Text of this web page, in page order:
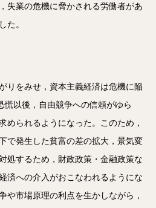
失業の危機に脅かされる労働者があ
た。
りをみせ，資本主義経済は危機に陥
慌以後，自由競争への信頼がゆら
められるようになった。このため，
で発生した貧富の差の拡大，景気変
処するため，財政政策・金融政策な
済への介入がおこなわれるようにな
や市場原理の利点を生かしながら，